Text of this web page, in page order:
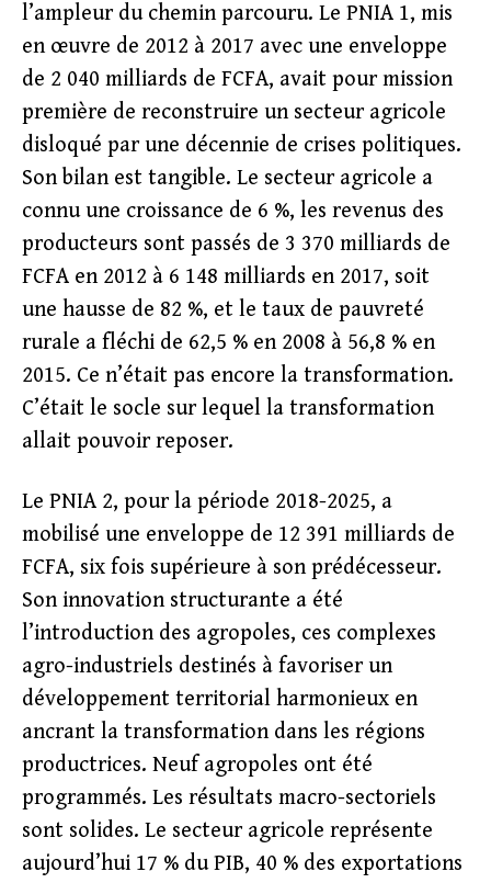
l’ampleur du chemin parcouru. Le PNIA 1, mis
en œuvre de 2012 à 2017 avec une enveloppe
de 2 040 milliards de FCFA, avait pour mission
première de reconstruire un secteur agricole
disloqué par une décennie de crises politiques.
Son bilan est tangible. Le secteur agricole a
connu une croissance de 6 %, les revenus des
producteurs sont passés de 3 370 milliards de
FCFA en 2012 à 6 148 milliards en 2017, soit
une hausse de 82 %, et le taux de pauvreté
rurale a fléchi de 62,5 % en 2008 à 56,8 % en
2015. Ce n’était pas encore la transformation.
C’était le socle sur lequel la transformation
allait pouvoir reposer.
Le PNIA 2, pour la période 2018-2025, a
mobilisé une enveloppe de 12 391 milliards de
FCFA, six fois supérieure à son prédécesseur.
Son innovation structurante a été
l’introduction des agropoles, ces complexes
agro-industriels destinés à favoriser un
développement territorial harmonieux en
ancrant la transformation dans les régions
productrices. Neuf agropoles ont été
programmés. Les résultats macro-sectoriels
sont solides. Le secteur agricole représente
aujourd’hui 17 % du PIB, 40 % des exportations